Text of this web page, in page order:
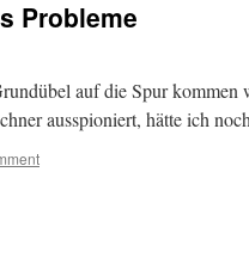
Probleme
auf die Spur kommen
ausspioniert, hätte ich noch